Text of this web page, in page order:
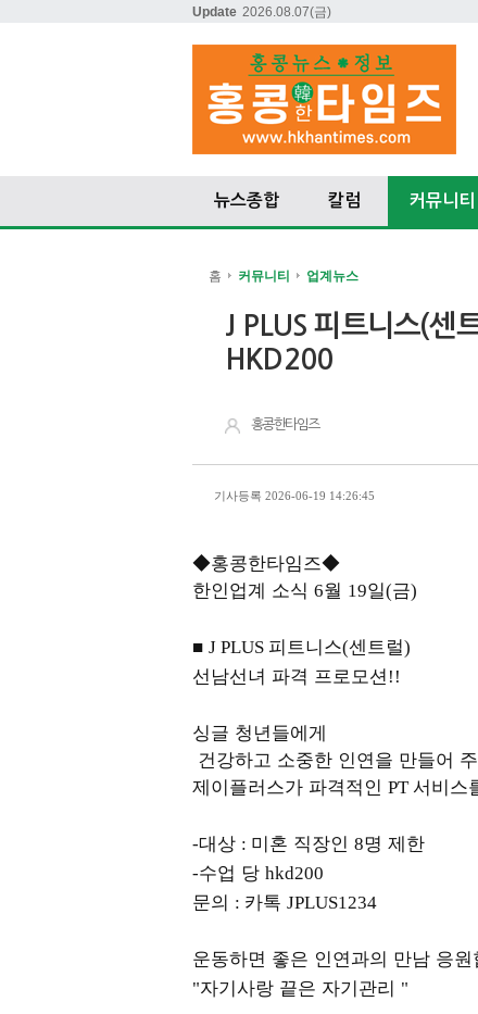
Update 2026.08.07(금)
뉴스종합 칼럼 커뮤니티
홈 커뮤니티 업계뉴스
J PLUS 피트니스(센
HKD200
홍콩한타임즈
기사등록 2026-06-19 14:26:45
◆홍콩한타임즈◆
한인업계 소식 6월 19일(금)
■ J PLUS 피트니스(센트럴)
선남선녀 파격 프로모션 !!
싱글 청년들에게
건강하고 소중한 인연을 만들어
제이플러스가 파격적인 PT 서비스
-대상 : 미혼 직장인 8명 제한
-수업 당 hkd200
문의 : 카톡 JPLUS1234
운동하면 좋은 인연과의 만남 응
"자기사랑 끝은 자기관리 "